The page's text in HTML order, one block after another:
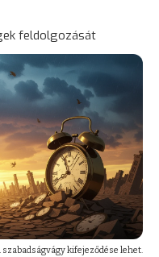
feldolgozását
kifejeződése lehet.